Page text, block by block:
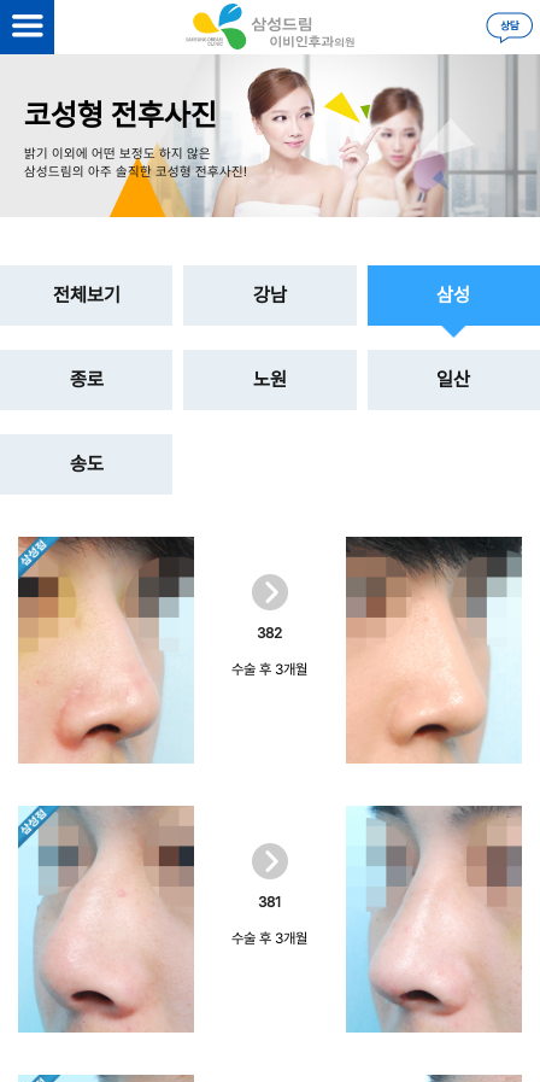
코성형 전후사진
밝기 이외에 어떤 보정도 하지 않은
삼성드림의 아주 솔직한 코성형 전후사진!
을 하시면더 자세한 정보
전체보기 강남 삼성
종로 노원 일산
송도
382
수술 후 3개월
381
수술 후 3개월